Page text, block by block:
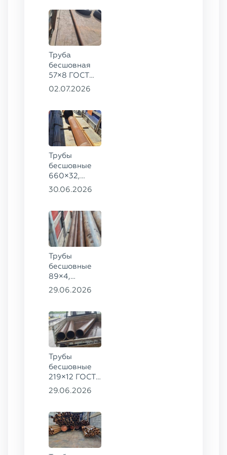
Труба
бесшовная
57×8 ГОСТ
8732-78
02.07.2026
Трубы
бесшовные
660×32,
426×28,
8732-78
сталь 09Г2С
30.06.2026
Трубы
бесшовные
89×4,
203×20,
09Г2С
29.06.2026
Трубы
бесшовные
219×12 ГОСТ
8732-78, ст.
29.06.2026